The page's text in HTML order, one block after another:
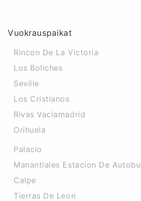
Vuokrauspaikat
Rincon De La Victoria
Los Boliches
Seville
Los Cristianos
Rivas Vaciamadrid
Orihuela
Palacio
Manantiales Estacion De
Calpe
Tierras De Leon